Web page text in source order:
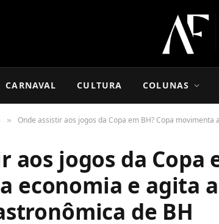
CARNAVAL CULTURA COLUNAS
» Onde assistir aos jogos da Copa em BH? Copa
aos jogos da Copa
economia e agita
de BH